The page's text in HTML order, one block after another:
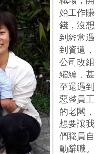
始工作賺
錢，沒想
到經常遇
到資遺，
公司改組
縮編，甚
至還遇到
惡整員工
的老闆，
想要讓我
們職員自
動辭職。